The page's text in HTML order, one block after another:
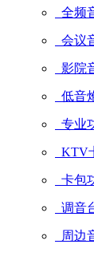
全频
会议
影院
低音
专业
KTV
卡包
调音
周边